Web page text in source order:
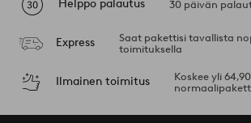
Helppo palautus 30 päivän
Express
Saat pakettisi tavallista
toimituksella
Ilmainen toimitus
Koskee yli